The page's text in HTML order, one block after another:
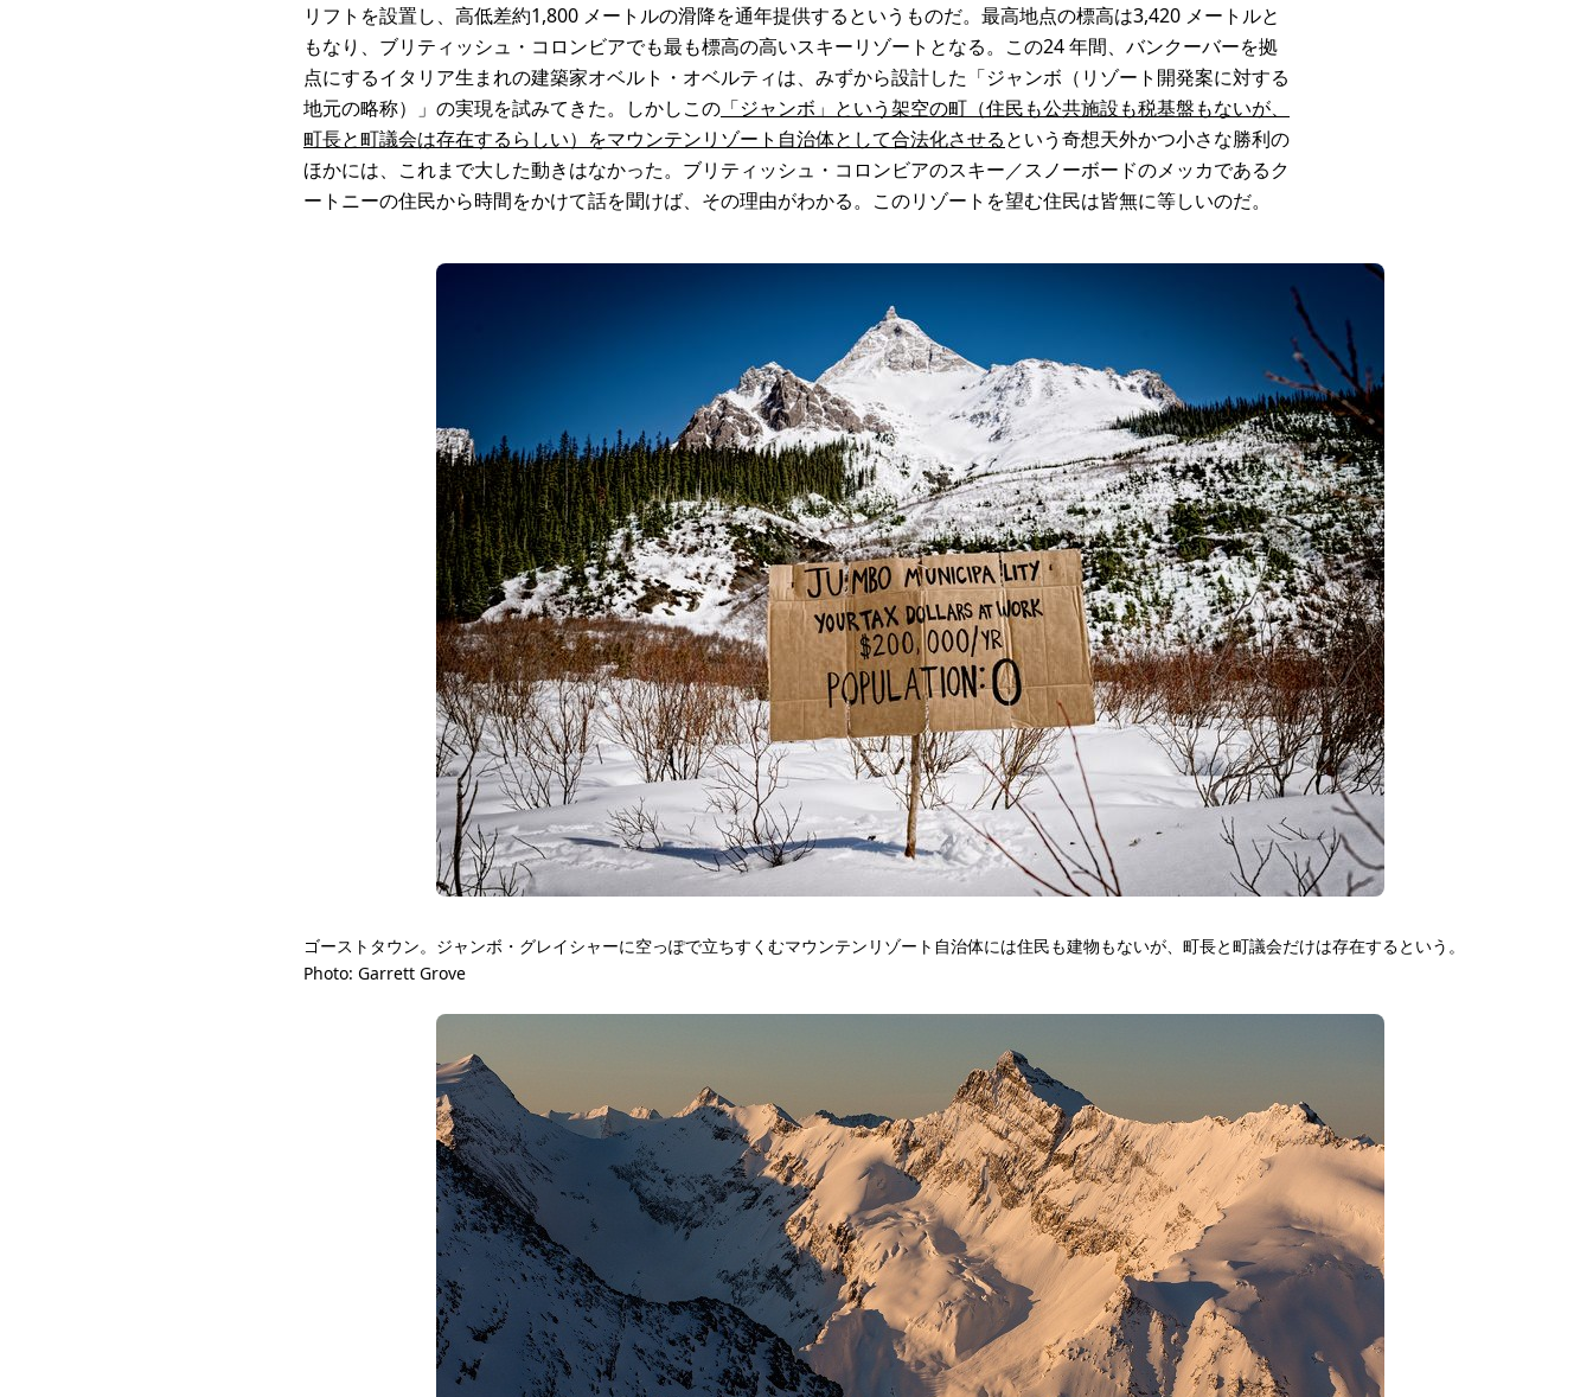
リフトを設置し、高低差約1,800 メートルの滑降を通年提供するというものだ。最高地点の標高は3,420 メートルと
もなり、ブリティッシュ・コロンビアでも最も標高の高いスキーリゾートとなる。この24 年間、バンクーバーを拠
点にするイタリア生まれの建築家オベルト・オベルティは、みずから設計した「ジャンボ（リゾート開発案に対する
地元の略称）」の実現を試みてきた。しかしこの 「ジャンボ」という架空の町（住民も公共施設も税基盤もないが、
町長と町議会は存在するらしい）をマウンテンリゾート自治体として合法化させるという奇想天外かつ小さな勝利の
ほかには、これまで大した動きはなかった。ブリティッシュ・コロンビアのスキー／スノーボードのメッカであるク
ートニーの住民から時間をかけて話を聞けば、その理由がわかる。このリゾートを望む住民は皆無に等しいのだ。
ゴーストタウン。ジャンボ・グレイシャーに空っぽで立ちすくむマウンテンリゾート自治体には住民も建物もないが、町長と町議会だけは存在するという。
Photo: Garrett Grove